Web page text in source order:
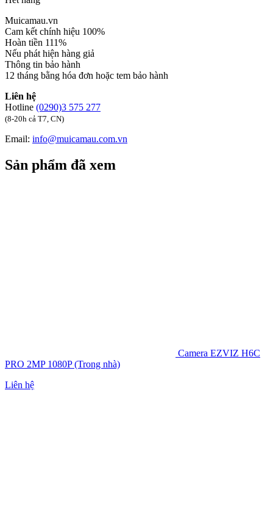
Muicamau.vn
Cam kết chính hiệu 100%
Hoàn tiền 111%
Nếu phát hiện hàng giả
Thông tin bảo hành
12 tháng bằng hóa đơn hoặc tem bảo hành
Liên hệ
Hotline (0290)3 575 277
(8-20h cả T7, CN)
Email: info@muicamau.com.vn
Sản phẩm đã xem
Camera EZVIZ H6C
PRO 2MP 1080P (Trong nhà)
Liên hệ